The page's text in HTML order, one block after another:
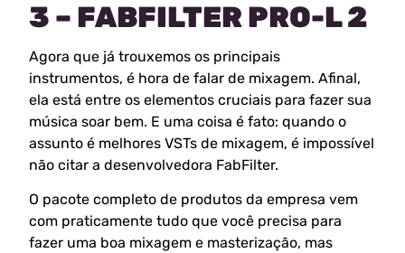
3 – FABFILTER PRO-L 2
Agora que já trouxemos os principais
instrumentos, é hora de falar de mixagem. Afinal,
ela está entre os elementos cruciais para fazer sua
música soar bem. E uma coisa é fato: quando o
assunto é melhores VSTs de mixagem, é impossível
não citar a desenvolvedora FabFilter.
O pacote completo de produtos da empresa vem
com praticamente tudo que você precisa para
fazer uma boa mixagem e masterização, mas